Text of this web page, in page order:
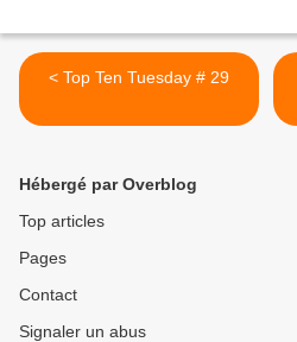
< Top Ten Tuesday # 29
Hébergé par Overblog
Top articles
Pages
Contact
Signaler un abus